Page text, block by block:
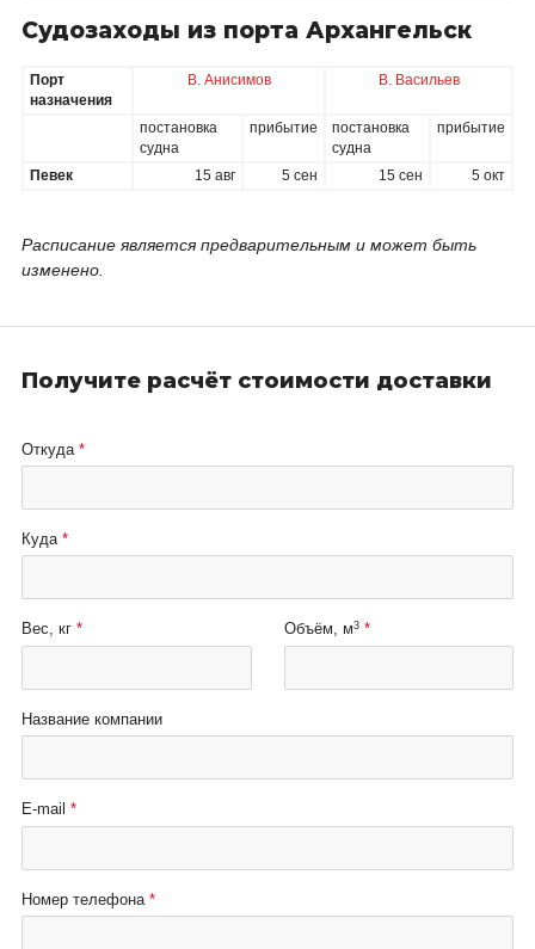
Судозаходы из порта Архангельск
Порт
назначения
В. Анисимов В. Васильев
постановка
судна
прибытие
постановка
судна
прибытие
Певек 15 авг 5 сен 15 сен 5 окт
Расписание является предварительным и может быть
изменено.
Получите расчёт стоимости доставки
Откуда
Куда
Вес, кг Объём, м3
Название компании
E-mail
Номер телефона